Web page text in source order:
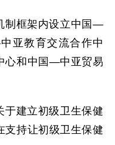
制框架内设立中国—
亚教育交流合作中
心和中国—中亚贸易
于建立初级卫生保健
支持让初级卫生保健